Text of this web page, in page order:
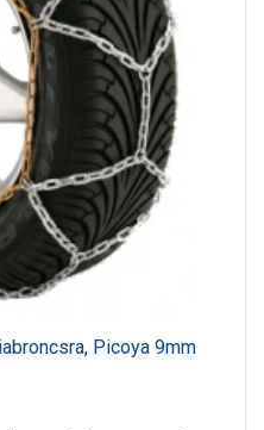
Picoya 9mm